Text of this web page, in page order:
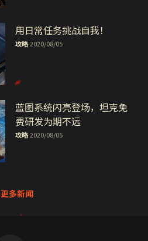
用日常任务挑战自我！
攻略 2020/08/05
蓝图系统闪亮登场，坦克免
费研发为期不远
攻略 2020/08/05
更多新闻